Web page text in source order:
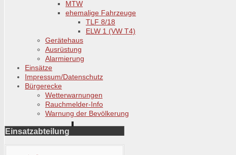
MTW
ehemalige Fahrzeuge
TLF 8/18
ELW 1 (VW T4)
Gerätehaus
Ausrüstung
Alarmierung
Einsätze
Impressum/Datenschutz
Bürgerecke
Wetterwarnungen
Rauchmelder-Info
Warnung der Bevölkerung
Einsatzabteilung